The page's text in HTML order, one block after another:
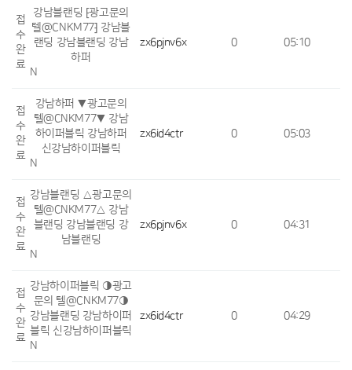
접
수
완
료
강남블랜딩 ⁅광고문의
텔@CNKM77⁆ 강남블
랜딩 강남블랜딩 강남
하퍼
N
zx6pjnv6x 0 05:10
접
수
완
료
강남하퍼 ▼광고문의
텔@CNKM77▼ 강남
하이퍼블릭 강남하퍼
신강남하이퍼블릭
N
zx6id4ctr 0 05:03
접
수
완
료
강남블랜딩 △광고문의
텔@CNKM77△ 강남
블랜딩 강남블랜딩 강
남블랜딩
N
zx6pjnv6x 0 04:31
접
수
완
료
강남하이퍼블릭 ◑광고
문의 텔@CNKM77◑
강남블랜딩 강남하이퍼
블릭 신강남하이퍼블릭
N
zx6id4ctr 0 04:29